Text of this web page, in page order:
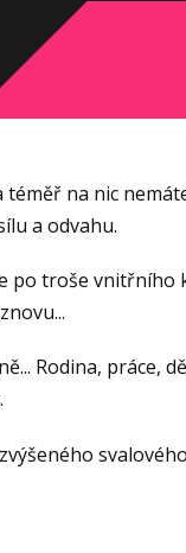
na nic
a odvahu.
troše vnitřního
Rodina, práce,